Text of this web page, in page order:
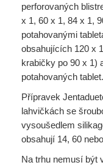
perforovaných
x 1, 60 x 1, 84 x 1,
potahovanými
obsahujících 120 x
krabičky po 90 x 1)
potahovaných tablet.
Přípravek
lahvičkách se
vysoušedlem
obsahují 14, 60
Na trhu nemusí být